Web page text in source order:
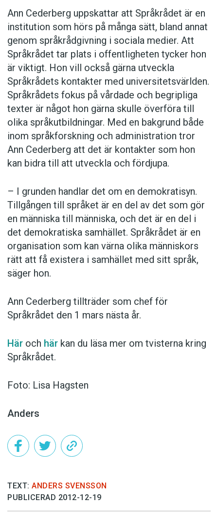
Ann Cederberg uppskattar att Språkrådet är en
institution som hörs på många sätt, bland annat
genom språkrådgivning i sociala medier. Att
Språkrådet tar plats i offentligheten tycker hon
är viktigt. Hon vill också gärna utveckla
Språkrådets kontakter med universitetsvärlden.
Språkrådets fokus på vårdade och begripliga
texter är något hon gärna skulle överföra till
olika språkutbildningar. Med en bakgrund både
inom språkforskning och administration tror
Ann Cederberg att det är kontakter som hon
kan bidra till att utveckla och fördjupa.
– I grunden handlar det om en demokratisyn.
Tillgången till språket är en del av det som gör
en människa till människa, och det är en del i
det demokratiska samhället. Språkrådet är en
organisation som kan värna olika människors
rätt att få existera i samhället med sitt språk,
säger hon.
Ann Cederberg tillträder som chef för
Språkrådet den 1 mars nästa år.
Här och här kan du läsa mer om tvisterna kring
Språkrådet.
Foto: Lisa Hagsten
Anders
TEXT: ANDERS SVENSSON
PUBLICERAD 2012-12-19